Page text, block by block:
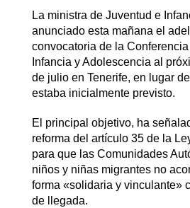
La ministra de Juventud e
anunciado esta mañana el
convocatoria de la
Infancia y Adolescencia al
de julio en Tenerife, en lugar
estaba inicialmente previsto.
El principal objetivo, ha
reforma del artículo 35 de la
para que las Comunidades
niños y niñas migrantes no
forma «solidaria y vinculante»
de llegada.